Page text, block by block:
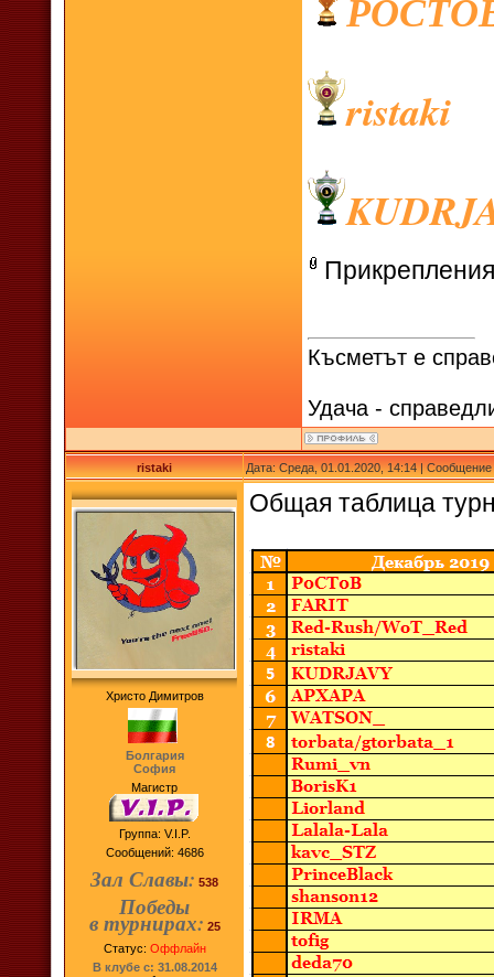
ristaki
Късметът е
Удача -
ristaki Дата: Среда, 01.01.2020, 14:14 |
Христо Димитров
Болгария
София
Магистр
Группа: V.I.P.
Сообщений: 4686
Зал Славы: 538
Победы
в турнирах: 25
Статус: Оффлайн
В клубе с: 31.08.2014
Общая таблица